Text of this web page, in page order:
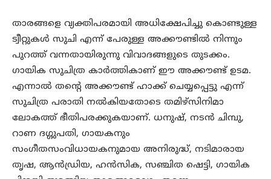
താരങ്ങളെ വ്യക്തിപരമായി അധിക്ഷേപിച്ചു കൊണ്ടുള്ള
ട്വീറ്റുകള്‍ സുചി എന്ന് പേരുള്ള അക്കൗണ്ടില്‍ നിന്നും
പുറത്ത് വന്നതായിരുന്നു വിവാദങ്ങളുടെ തുടക്കം.
ഗായിക സുചിത്ര കാര്‍ത്തികാണ് ഈ അക്കൗണ്ട് ഉടമ.
എന്നാല്‍ തന്റെ അക്കൗണ്ട് ഹാക്ക് ചെയ്യപ്പെട്ടു എന്ന്
സുചിത്ര പരാതി നല്‍കിയതോടെ തമിഴ്സിനിമാ
ലോകത്ത് ഭീതിപരക്കുകയാണ്. ധനുഷ്, നടന്‍ ചിമ്പു,
റാണ ദഗ്ഗുപതി, ഗായകനും
സംഗീതസംവിധായകനുമായ അനിരുദ്ധ്, നടിമാരായ
തൃഷ, ആന്‍ഡ്രിയ, ഹന്‍സിക, സഞ്ചിത ഷെട്ടി, ഗായിക